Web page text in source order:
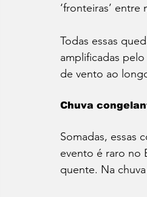
‘fronteiras’
Todas essas
amplificadas
de vento ao
Chuva
Somadas, essas
evento é raro no
quente. Na